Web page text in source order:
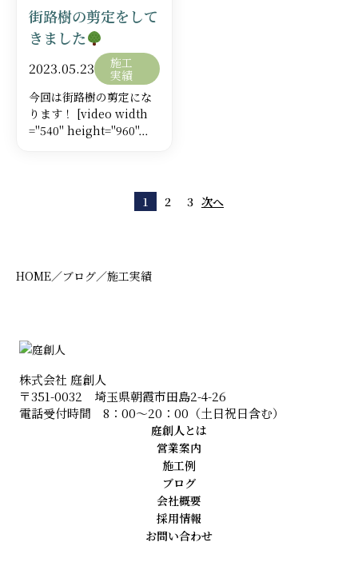
街路樹の剪定をして
きました
2023.05.23
施工
実績
今回は街路樹の剪定にな
ります！ [video width
="540" height="960"…
1 2 3 次へ
HOME／ブログ／施工実績
株式会社 庭創人
〒351-0032 埼玉県朝霞市田島2-4-26
電話受付時間 8：00〜20：00（土日祝日含む）
庭創人とは
営業案内
施工例
ブログ
会社概要
採用情報
お問い合わせ
￥345,600（税抜）
総額は、作業費のほかに安全管理費や発生材運搬処分費、
重機などの諸経費がはいっています。
お見積りの目安にしていただければと思います。 ※施工す
る広さや、内容によって金額は変動いたしますのでご注意
ください。
施工前
施工後
近隣の住宅への影響もあり、植栽の一部を撤去したい
というご依頼でした。年に1回の手入れを行っておりま
したが樹木の生長や法人様のご方針の変更に合わせて
今回の事例で発生した作業内容